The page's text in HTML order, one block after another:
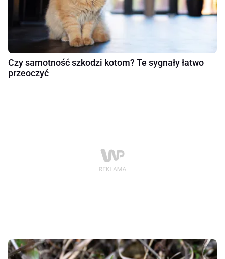
Czy samotność szkodzi kotom? Te sygnały łatwo
przeoczyć